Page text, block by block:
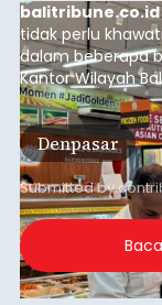
tidak perlu
dalam beberapa
Kantor Wilayah
Beras
aman, bahkan
kebutuhan
Denpasar
Submitted by